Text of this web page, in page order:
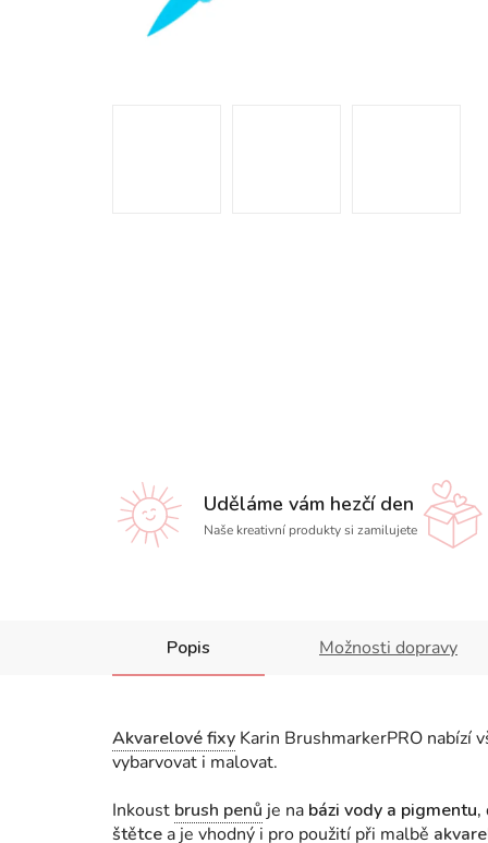
Uděláme vám hezčí den
Naše kreativní produkty si zamilujete
Popis Možnosti dopravy
Akvarelové fixy Karin BrushmarkerPRO nabízí
vybarvovat i malovat.
Inkoust brush penů je na bázi vody a pigmentu,
štětce a je vhodný i pro použití při malbě